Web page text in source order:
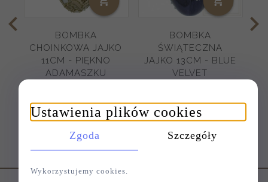
BOMBKA
CHOINKOWA JAJKO
11CM - PIĘKNO
ADAMASZKU
64,00 PLN
BOMBKA
ŚWIĄTECZNA
JAJKO 13CM - BLUE
VELVET
85,00 PLN
Ustawienia plików cookies
Zgoda Szczegóły
Wykorzystujemy cookies.